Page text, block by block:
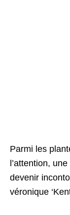
Parmi les
l’attention,
devenir
véronique